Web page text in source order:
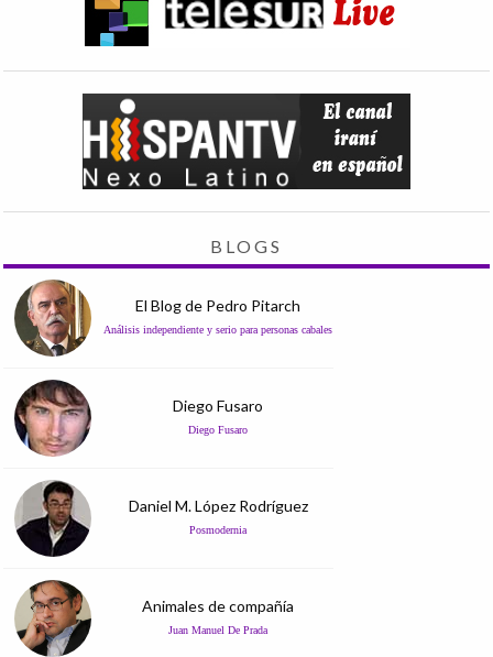
BLOGS
El Blog de Pedro Pitarch
Análisis independiente y serio para personas cabales
Diego Fusaro
Diego Fusaro
Daniel M. López Rodríguez
Posmodernia
Animales de compañía
Juan Manuel De Prada